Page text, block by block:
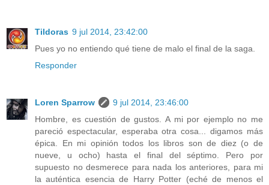
Tildoras 9 jul 2014, 23:42:00
Pues yo no entiendo qué tiene de malo el final de la saga.
Responder
Loren Sparrow
9 jul 2014, 23:46:00
Hombre, es cuestión de gustos. A mi por ejemplo no me
pareció espectacular, esperaba otra cosa... digamos más
épica. En mi opinión todos los libros son de diez (o de
nueve, u ocho) hasta el final del séptimo. Pero por
supuesto no desmerece para nada los anteriores, para mi
la auténtica esencia de Harry Potter (eché de menos el